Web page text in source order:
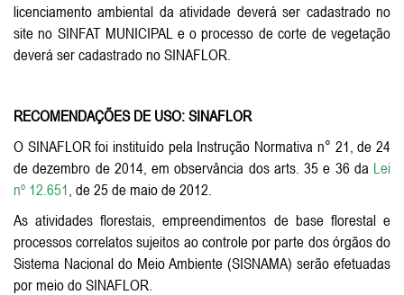
licenciamento ambiental da atividade deverá ser cadastrado no
site no SINFAT MUNICIPAL e o processo de corte de vegetação
deverá ser cadastrado no SINAFLOR.
RECOMENDAÇÕES DE USO: SINAFLOR
O SINAFLOR foi instituído pela Instrução Normativa n° 21, de 24
de dezembro de 2014, em observância dos arts. 35 e 36 da Lei
nº 12.651, de 25 de maio de 2012.
As atividades florestais, empreendimentos de base florestal e
processos correlatos sujeitos ao controle por parte dos órgãos do
Sistema Nacional do Meio Ambiente (SISNAMA) serão efetuadas
por meio do SINAFLOR.